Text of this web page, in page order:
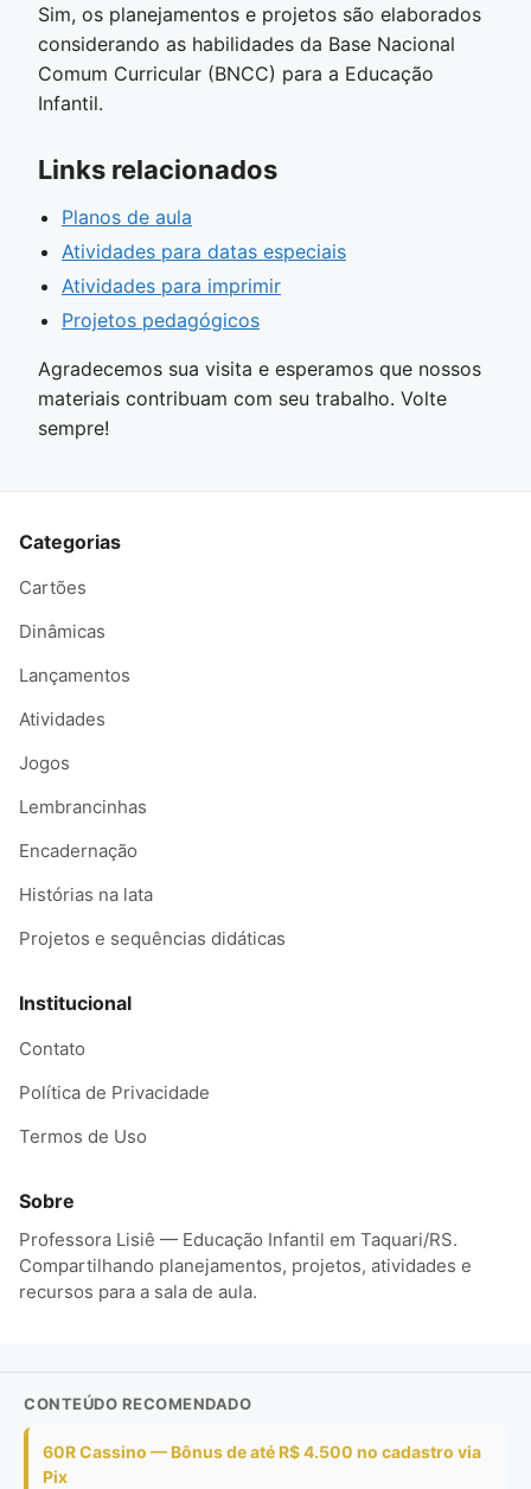
Sim, os planejamentos e projetos são elaborados
considerando as habilidades da Base Nacional
Comum Curricular (BNCC) para a Educação
Infantil.
Links relacionados
Planos de aula
Atividades para datas especiais
Atividades para imprimir
Projetos pedagógicos
Agradecemos sua visita e esperamos que nossos
materiais contribuam com seu trabalho. Volte
sempre!
Categorias
Cartões
Dinâmicas
Lançamentos
Atividades
Jogos
Lembrancinhas
Encadernação
Histórias na lata
Projetos e sequências didáticas
Institucional
Contato
Política de Privacidade
Termos de Uso
Sobre
Professora Lisiê — Educação Infantil em Taquari/RS.
Compartilhando planejamentos, projetos, atividades e
recursos para a sala de aula.
CONTEÚDO RECOMENDADO
60R Cassino — Bônus de até R$ 4.500 no cadastro via
Pix